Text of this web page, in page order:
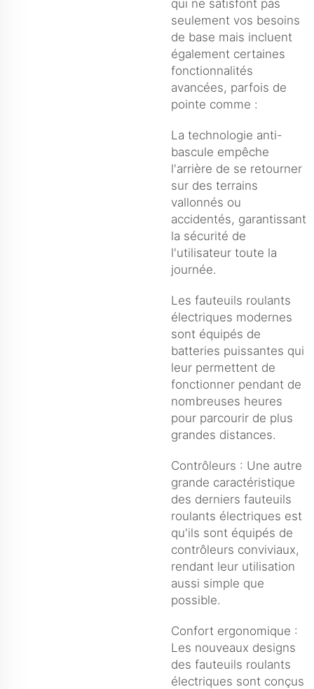
qui ne satisfont pas
seulement vos besoins
de base mais incluent
également certaines
fonctionnalités
avancées, parfois de
pointe comme :
La technologie anti-
bascule empêche
l'arrière de se retourner
sur des terrains
vallonnés ou
accidentés, garantissant
la sécurité de
l'utilisateur toute la
journée.
Les fauteuils roulants
électriques modernes
sont équipés de
batteries puissantes qui
leur permettent de
fonctionner pendant de
nombreuses heures
pour parcourir de plus
grandes distances.
Contrôleurs : Une autre
grande caractéristique
des derniers fauteuils
roulants électriques est
qu'ils sont équipés de
contrôleurs conviviaux,
rendant leur utilisation
aussi simple que
possible.
Confort ergonomique :
Les nouveaux designs
des fauteuils roulants
électriques sont conçus